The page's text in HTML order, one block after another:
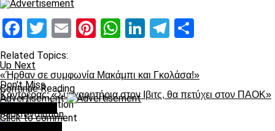
Facebook
Twitter
EmailPinterest
WhatsApp
LinkedIn
Telegram
Related Topics:
Up Next
«Ήρθαν σε συμφωνία Μακάμπι και Γκολάσα!»
Don't Miss
Κοντρέρας: «Συγχαρητήρια στον Ιβιτς, θα πετύχει στον ΠΑΟΚ»
paokrevolution
Continue Reading
Advertisement
Click to comment